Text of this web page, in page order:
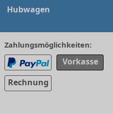
Hubwagen
Zahlungsmöglichkeiten:
Vorkasse
Rechnung